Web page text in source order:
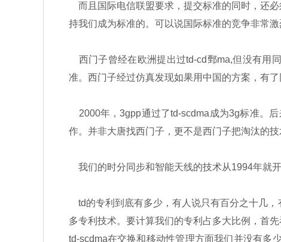
而且国际电信联盟要求，提交标准的同时，还
持我们成为标准的。可以说国际标准的竞争非常激
西门子曾经在欧洲提出过td-cd鄄ma,但没有用
准。西门子经过仿真发现如果用中国的方案，有
2000年，3gpp通过了td-scdma成为3g标准。
作。并非大唐找西门子，更不是西门子把淘汰的技
我们的时分同步和智能天线的技术从1994年就开
td的专利到底有多少，有人说只有百分之十几
多专利技术。要计算我们的专利占多大比例，首
td-scdma在交换和移动性管理方面我们并没有多